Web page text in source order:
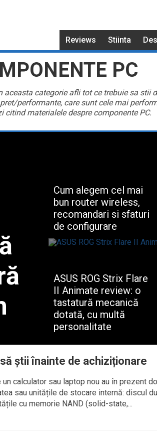
Reviews Stiinta
PC
categorie afli tot ce trebuie sa stii
performante, care sunt cele mai
citind materialele despre componente PC.
Cum alegem cel mai
bun router wireless,
recomandari si sfaturi
de configurare
Cu numai câțiva ani în urmă,
calculatorul era singurul produs
ASUS ROG Strix Flare
II Animate review: o
tastatură mecanică
dotată, cu multă
personalitate
același...
ştii înainte de achiziționare
calculator sau laptop nou au în prezent
sau unitățile de stocare internă: discul
cu memorie NAND (solid-state,...